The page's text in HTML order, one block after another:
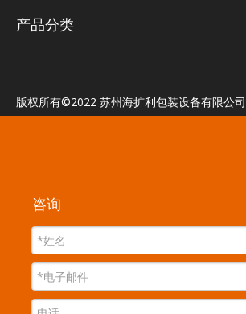
产品分类
版权所有©2022 苏州海扩利包装设备有限公司
咨询